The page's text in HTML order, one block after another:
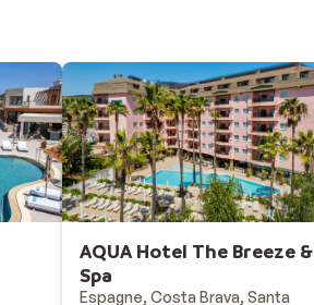
AQUA Hotel The Breeze &
Spa
Espagne, Costa Brava, Santa